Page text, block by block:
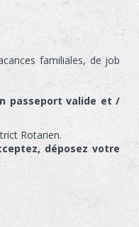
familiales, de job
passeport valide et /
Rotarien.
déposez votre